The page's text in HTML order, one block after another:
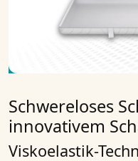
Schwereloses
innovativem
Viskoelastik-